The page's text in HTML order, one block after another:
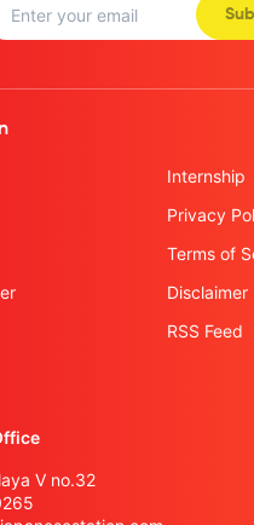
Internship
Privacy
Terms of
Disclaimer
RSS Feed
V no.32